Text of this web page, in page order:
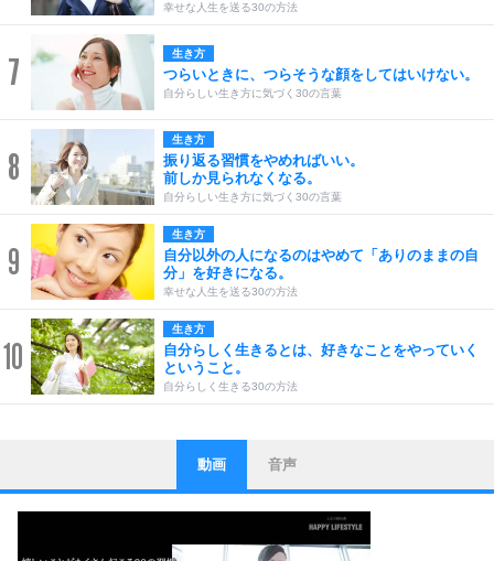
幸せな人生を送る30の方法
7 生き方
つらいときに、つらそうな顔をしてはいけない。
自分らしい生き方に気づく30の言葉
8
生き方
振り返る習慣をやめればいい。
前しか見られなくなる。
自分らしい生き方に気づく30の言葉
9
生き方
自分以外の人になるのはやめて「ありのままの自
分」を好きになる。
幸せな人生を送る30の方法
10
生き方
自分らしく生きるとは、好きなことをやっていく
ということ。
自分らしく生きる30の方法
1
ストレス対策
他人と比べない。
いっそのこと、他人を見ない。
いらいらしない人になる30の方法
動画 音声